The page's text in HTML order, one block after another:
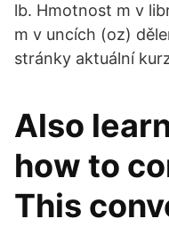
lb. Hmotnost m v
m v uncích (oz)
stránky aktuální
Also
how to
This